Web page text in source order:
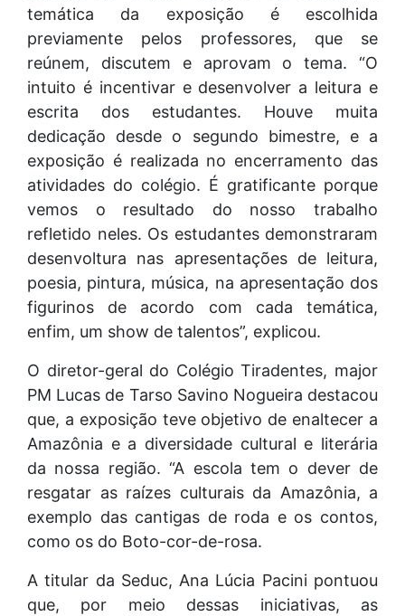
temática da exposição é escolhida
previamente pelos professores, que se
reúnem, discutem e aprovam o tema. “O
intuito é incentivar e desenvolver a leitura e
escrita dos estudantes. Houve muita
dedicação desde o segundo bimestre, e a
exposição é realizada no encerramento das
atividades do colégio. É gratificante porque
vemos o resultado do nosso trabalho
refletido neles. Os estudantes demonstraram
desenvoltura nas apresentações de leitura,
poesia, pintura, música, na apresentação dos
figurinos de acordo com cada temática,
enfim, um show de talentos”, explicou.
O diretor-geral do Colégio Tiradentes, major
PM Lucas de Tarso Savino Nogueira destacou
que, a exposição teve objetivo de enaltecer a
Amazônia e a diversidade cultural e literária
da nossa região. “A escola tem o dever de
resgatar as raízes culturais da Amazônia, a
exemplo das cantigas de roda e os contos,
como os do Boto-cor-de-rosa.
A titular da Seduc, Ana Lúcia Pacini pontuou
que, por meio dessas iniciativas, as